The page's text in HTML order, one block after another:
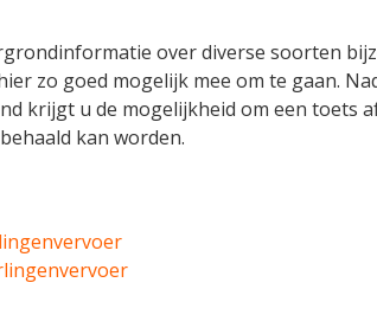
over diverse soorten
zo goed mogelijk mee om te gaan.
krijgt u de mogelijkheid om een toets
kan worden.